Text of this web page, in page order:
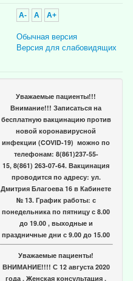
A- A A+
Обычная версия
Версия для слабовидящих
Уважаемые пациенты!!!
Внимание!!! Записаться на
бесплатную вакцинацию против
новой коронавирусной
инфекции (COVID-19) можно по
телефонам: 8(861)237-55-
15, 8(861) 263-07-64. Вакцинация
проводится по адресу: ул.
Дмитрия Благоева 16 в Кабинете
№ 13. График работы: с
понедельника по пятницу с 8.00
до 19.00 , выходные и
праздничные дни с 9.00 до 15.00
Уважаемые пациенты!
ВНИМАНИЕ!!!! С 12 августа 2020
года , Женская консультация ,